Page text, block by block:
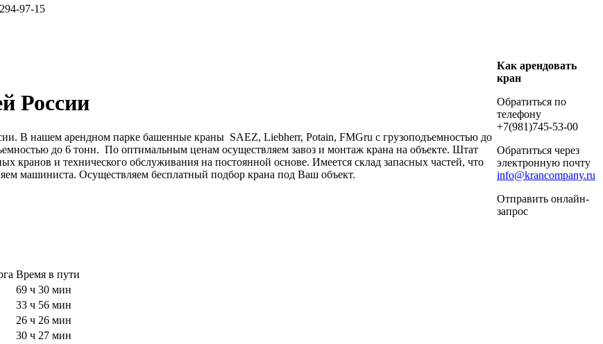
97-15
России
В нашем арендном парке башенные краны SAEZ, Liebherr, Potain, FMGru с грузоподъемностью до
до 6 тонн. По оптимальным ценам осуществляем завоз и монтаж крана на объекте. Штат
кранов и технического обслуживания на постоянной основе. Имеется склад запасных частей, что
машиниста. Осуществляем бесплатный подбор крана под Ваш объект.
Как арендовать
кран
Обратиться по
телефону
+7(981)745-53-00
Обратиться через
электронную почту
info@krancompany.ru
Отправить онлайн-
запрос
Время в пути
69 ч 30 мин
33 ч 56 мин
26 ч 26 мин
30 ч 27 мин